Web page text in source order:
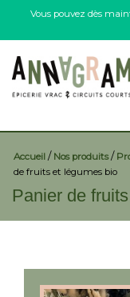
Accueil / Nos produits/
de fruits et légumes bio
Panier de
Vous pouvez dès